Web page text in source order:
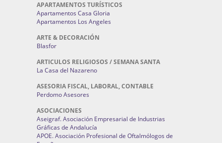
APARTAMENTOS TURÍSTICOS
Apartamentos Casa Gloria
Apartamentos Los Angeles
ARTE & DECORACIÓN
Blasfor
ARTICULOS RELIGIOSOS / SEMANA SANTA
La Casa del Nazareno
ASESORIA FISCAL, LABORAL, CONTABLE
Perdomo Asesores
ASOCIACIONES
Aseigraf. Asociación Empresarial de Industrias
Gráficas de Andalucía
APOE. Asociación Profesional de Oftalmólogos de